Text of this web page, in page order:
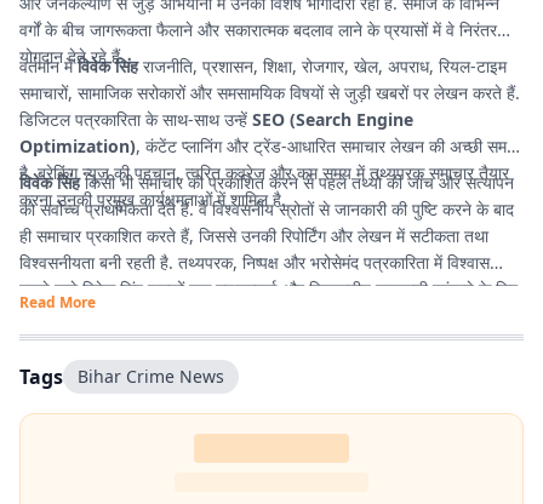
वर्गों के बीच जागरूकता फैलाने और सकारात्मक बदलाव लाने के प्रयासों में वे निरंतर
योगदान देते रहे हैं.
वर्तमान मेंविवेक सिंहराजनीति, प्रशासन, शिक्षा, रोजगार, खेल, अपराध, रियल-टाइम
समाचारों, सामाजिक सरोकारों और समसामयिक विषयों से जुड़ी खबरों पर लेखन करते हैं.
डिजिटल पत्रकारिता के साथ-साथ उन्हें SEO (Search Engine
Optimization), कंटेंट प्लानिंग और ट्रेंड-आधारित समाचार लेखन की अच्छी समझ
है. ब्रेकिंग न्यूज की पहचान, त्वरित कवरेज और कम समय में तथ्यपरक समाचार तैयार
करना उनकी प्रमुख कार्यक्षमताओं में शामिल है.
विवेक सिंहकिसी भी समाचार को प्रकाशित करने से पहले तथ्यों की जांच और सत्यापन
को सर्वोच्च प्राथमिकता देते हैं. वे विश्वसनीय स्रोतों से जानकारी की पुष्टि करने के बाद
ही समाचार प्रकाशित करते हैं, जिससे उनकी रिपोर्टिंग और लेखन में सटीकता तथा
विश्वसनीयता बनी रहती है. तथ्यपरक, निष्पक्ष और भरोसेमंद पत्रकारिता में विश्वास
रखने वाले विवेक सिंह पाठकों तक गुणवत्तापूर्ण और विश्वसनीय जानकारी पहुंचाने के लिए
प्रतिबद्ध हैं.
Read More
Tags Bihar Crime News